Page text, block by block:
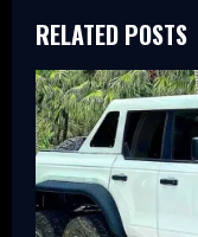
RELATED POSTS